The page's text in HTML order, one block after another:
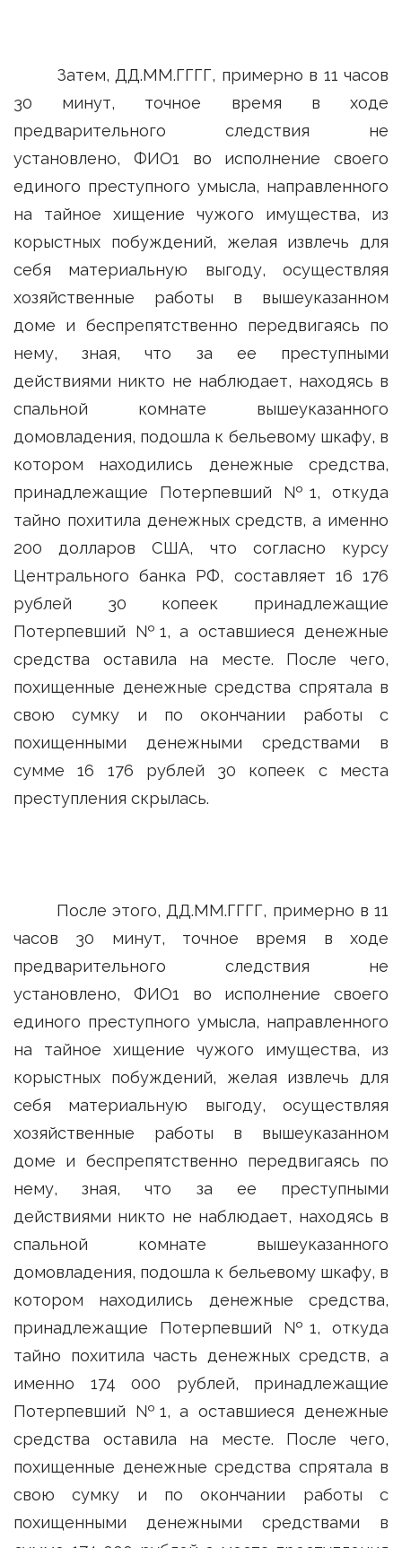
Затем, ДД.ММ.ГГГГ, примерно в 11 часов
30 минут, точное время в ходе
предварительного следствия не
установлено, ФИО1 во исполнение своего
единого преступного умысла, направленного
на тайное хищение чужого имущества, из
корыстных побуждений, желая извлечь для
себя материальную выгоду, осуществляя
хозяйственные работы в вышеуказанном
доме и беспрепятственно передвигаясь по
нему, зная, что за ее преступными
действиями никто не наблюдает, находясь в
спальной комнате вышеуказанного
домовладения, подошла к бельевому шкафу, в
котором находились денежные средства,
принадлежащие Потерпевший №1, откуда
тайно похитила денежных средств, а именно
200 долларов США, что согласно курсу
Центрального банка РФ, составляет 16 176
рублей 30 копеек принадлежащие
Потерпевший №1, а оставшиеся денежные
средства оставила на месте. После чего,
похищенные денежные средства спрятала в
свою сумку и по окончании работы с
похищенными денежными средствами в
сумме 16 176 рублей 30 копеек с места
преступления скрылась.
После этого, ДД.ММ.ГГГГ, примерно в 11
часов 30 минут, точное время в ходе
предварительного следствия не
установлено, ФИО1 во исполнение своего
единого преступного умысла, направленного
на тайное хищение чужого имущества, из
корыстных побуждений, желая извлечь для
себя материальную выгоду, осуществляя
хозяйственные работы в вышеуказанном
доме и беспрепятственно передвигаясь по
нему, зная, что за ее преступными
действиями никто не наблюдает, находясь в
спальной комнате вышеуказанного
домовладения, подошла к бельевому шкафу, в
котором находились денежные средства,
принадлежащие Потерпевший №1, откуда
тайно похитила часть денежных средств, а
именно 174 000 рублей, принадлежащие
Потерпевший №1, а оставшиеся денежные
средства оставила на месте. После чего,
похищенные денежные средства спрятала в
свою сумку и по окончании работы с
похищенными денежными средствами в